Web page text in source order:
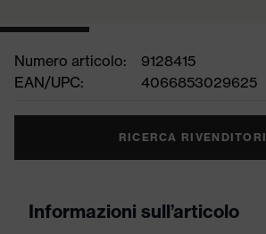
Numero articolo:
9128415
EAN/UPC:
4066853029625
RICERCA RIVENDITORI
Informazioni sull’articolo